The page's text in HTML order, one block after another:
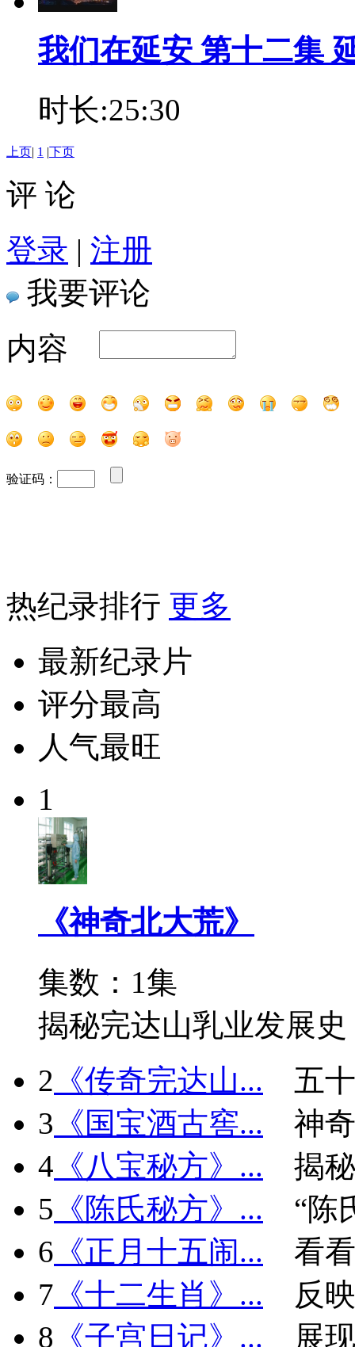
我们在延安 第十二集
时长:25:30
上页| 1 |下页
评 论
登录 | 注册
我要评论
内容
验证码：
热纪录排行 更多
最新纪录片
评分最高
人气最旺
1
《神奇北大荒》
集数：1集
揭秘完达山乳业发展史
2 《传奇完达山...
五
3 《国宝酒古窖...
神
4 《八宝秘方》...
揭
5 《陈氏秘方》...
“陈
6 《正月十五闹...
看
7 《十二生肖》...
反
8 《子宫日记》... 展